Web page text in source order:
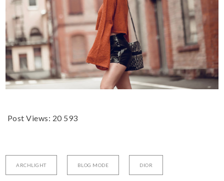
Post Views: 20 593
ARCHLIGHT BLOG MODE DIOR